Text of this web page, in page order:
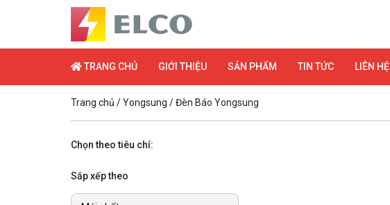
TRANG CHỦ GIỚI THIỆU SẢN PHẨM TIN TỨC LIÊN HỆ
Trang chủ /Yongsung / Đèn Báo Yongsung
Chọn theo tiêu chí:
Sắp xếp theo